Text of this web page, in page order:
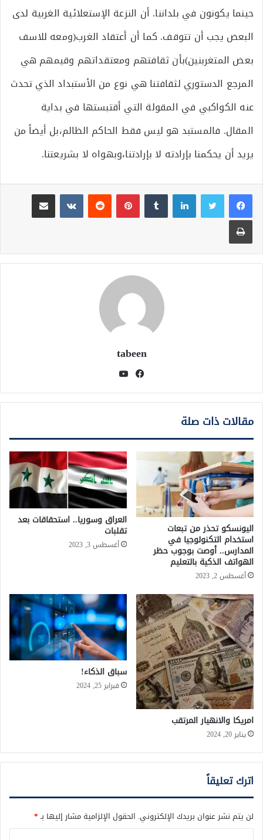
حينما يكونون في بلداننا. أن النزعة الإستعلائية الغربية لدى
البعض يجب أن تتوقف. كما أن أعتقاد الغرب(ومعه للاسف
بعض المتغربنين)بأن ثقافتهم ومعتقداتهم وقيمهم هي
المرجع الدستوري لثقافتنا هي نوع من الأستبداد الذي تحدث
عنه الكواكبي في المقولة التي أقتبستها في بداية
المقال. فالمستبد هو ليس فقط الحاكم الظالم،بل أيضاً من
يريد أن يحكمنا بإرادته لا بإرادتنا،وبهواه لا بشريعتنا.
لينكدإن بينتيريست
مشاركة عبر البريد
طباعة
tabeen
فيسبوك
مقالات ذات صلة
اليونسكو تحذر من تبعات
استخدام التكنولوجيا في
المدارس.. أوصت بوجوب حظر
الهواتف الذكية بالتعليم
أغسطس 2, 2023
العراق وسوريا.. استحقاقات بعد
تقلبات
أغسطس 3, 2023
امريكا والانهيار المرتقب
يناير 20, 2024
سباق الذكاء!
فبراير 25, 2024
اترك تعليقاً
لن يتم نشر عنوان بريدك الإلكتروني. الحقول الإلزامية مشار إليها بـ*